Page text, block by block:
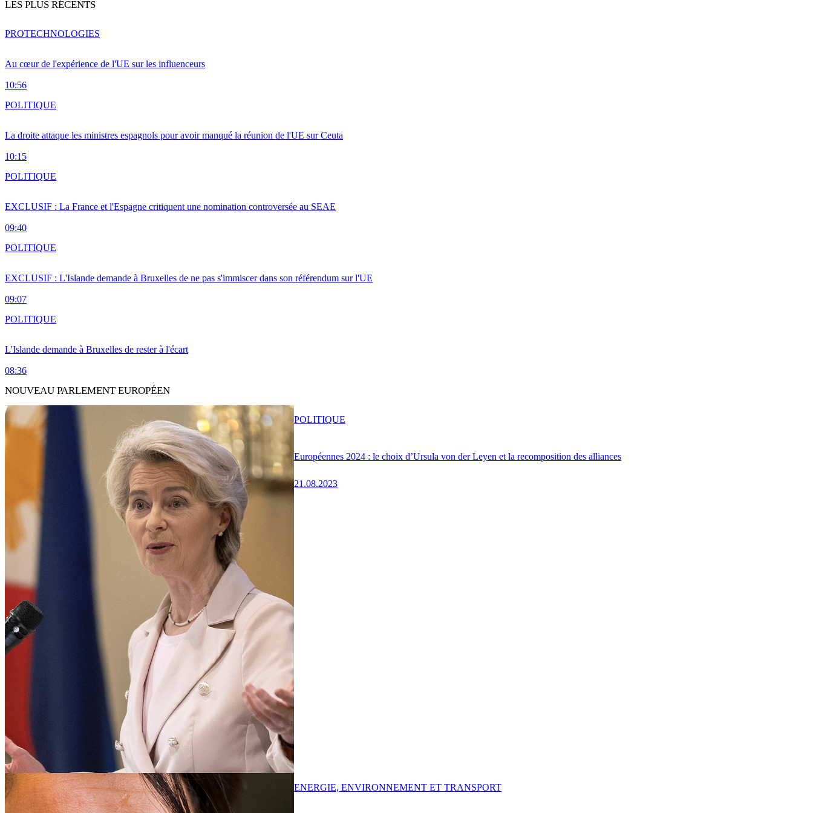
LES PLUS RÉCENTS
Au cœur de l'expérience de l'UE sur les influenceurs
10:56
PROTECHNOLOGIES
La droite attaque les ministres espagnols pour avoir manqué la réunion de l'UE sur Ceuta
10:15
POLITIQUE
EXCLUSIF : La France et l'Espagne critiquent une nomination controversée au SEAE
09:40
POLITIQUE
EXCLUSIF : L'Islande demande à Bruxelles de ne pas s'immiscer dans son référendum sur l'UE
09:07
POLITIQUE
L'Islande demande à Bruxelles de rester à l'écart
08:36
POLITIQUE
NOUVEAU PARLEMENT EUROPÉEN
Européennes 2024 : le choix d’Ursula von der Leyen et la recomposition des alliances
21.08.2023
POLITIQUE
ENERGIE, ENVIRONNEMENT ET TRANSPORT